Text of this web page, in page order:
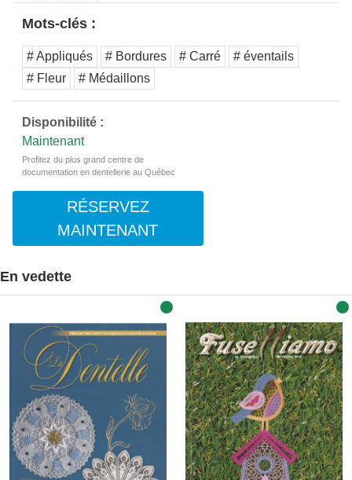
Mots-clés :
# Appliqués # Bordures # Carré
# éventails
# Fleur
# Médaillons
Disponibilité :
Maintenant
Profitez du plus grand centre de
documentation en dentellerie au Québec
RÉSERVEZ
MAINTENANT
En vedette